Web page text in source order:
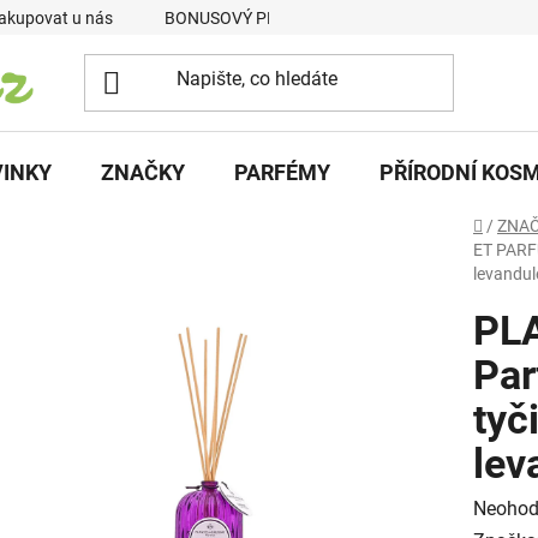
u nás BONUSOVÝ PROGRAM Podmínky vrácení
ZNAČKY PARFÉMY PŘÍRODNÍ
Domů
/
ET